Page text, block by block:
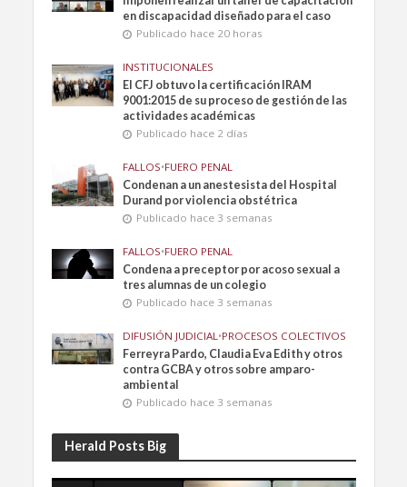
en discapacidad diseñado para el caso
Publicado hace 20 horas
INSTITUCIONALES
El CFJ obtuvo la certificación IRAM
9001:2015 de su proceso de gestión de las
actividades académicas
Publicado hace 2 días
FALLOS•FUERO PENAL
Condenan a un anestesista del Hospital
Durand por violencia obstétrica
Publicado hace 3 semanas
FALLOS•FUERO PENAL
Condena a preceptor por acoso sexual a
tres alumnas de un colegio
Publicado hace 3 semanas
DIFUSIÓN JUDICIAL •PROCESOS COLECTIVOS
Ferreyra Pardo, Claudia Eva Edith y otros
contra GCBA y otros sobre amparo-
ambiental
Publicado hace 3 semanas
Herald Posts Big